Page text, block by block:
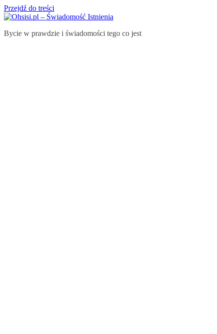
Przejdź do treści
Bycie w prawdzie i świadomości tego co jest